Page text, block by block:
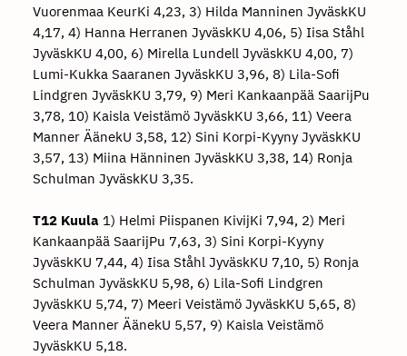
Vuorenmaa KeurKi 4,23, 3) Hilda Manninen JyväskKU
4,17, 4) Hanna Herranen JyväskKU 4,06, 5) Iisa Ståhl
JyväskKU 4,00, 6) Mirella Lundell JyväskKU 4,00, 7)
Lumi-Kukka Saaranen JyväskKU 3,96, 8) Lila-Sofi
Lindgren JyväskKU 3,79, 9) Meri Kankaanpää SaarijPu
3,78, 10) Kaisla Veistämö JyväskKU 3,66, 11) Veera
Manner ÄänekU 3,58, 12) Sini Korpi-Kyyny JyväskKU
3,57, 13) Miina Hänninen JyväskKU 3,38, 14) Ronja
Schulman JyväskKU 3,35.
T12 Kuula 1) Helmi Piispanen KivijKi 7,94, 2) Meri
Kankaanpää SaarijPu 7,63, 3) Sini Korpi-Kyyny
JyväskKU 7,44, 4) Iisa Ståhl JyväskKU 7,10, 5) Ronja
Schulman JyväskKU 5,98, 6) Lila-Sofi Lindgren
JyväskKU 5,74, 7) Meeri Veistämö JyväskKU 5,65, 8)
Veera Manner ÄänekU 5,57, 9) Kaisla Veistämö
JyväskKU 5,18.